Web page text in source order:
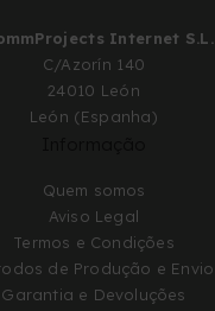
Internet S.L.
C/Azorín 140
24010 León
León (Espanha)
Quem somos
Aviso Legal
Termos e Condições
de Produção e Envio
Garantia e Devoluções